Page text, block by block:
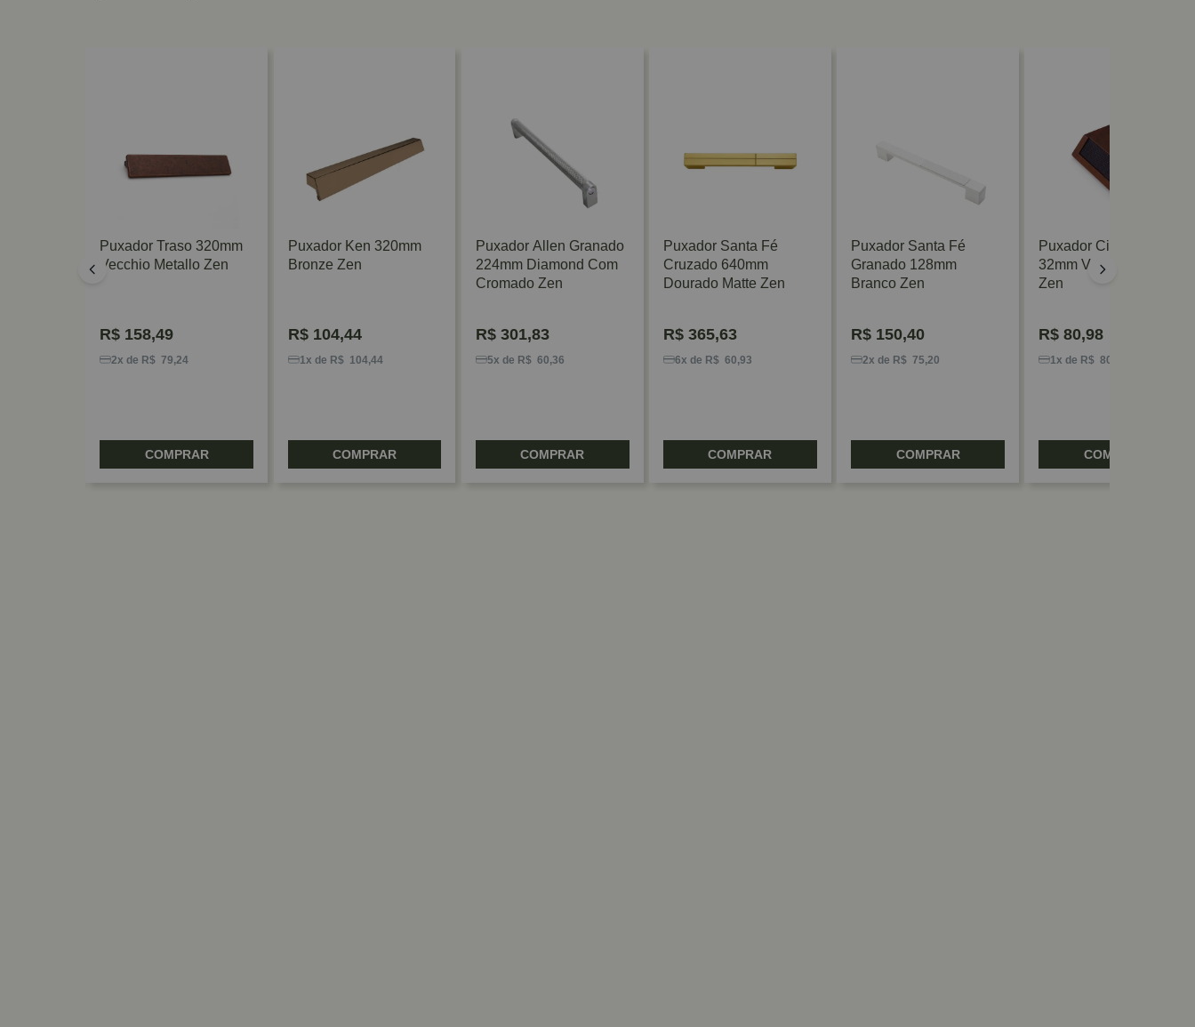
Puxador Traso 320mm
Vecchio Metallo Zen
R$ 158,49
2x de R$ 79,24
COMPRAR
Puxador Ken 320mm
Bronze Zen
R$104,44
1x de R$ 104,44
COMPRAR
Puxador Allen Granado
224mm Diamond Com
Cromado Zen
R$301,83
5x de R$ 60,36
COMPRAR
Puxador Santa Fé
Cruzado 640mm
Dourado Matte Zen
R$365,63
6x de R$ 60,93
COMPRAR
Puxador Santa Fé
Granado 128mm
Branco Zen
R$ 150,40
2x de R$ 75,20
COMPRAR
Puxador Citizen 45º
32mm Vecchio Metallo
Zen
R$ 80,98
1x de R$ 80,98
COMPRAR